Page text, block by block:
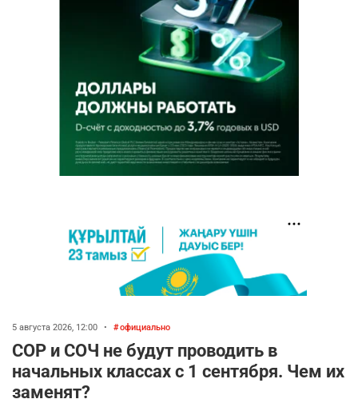
5 августа 2026, 12:00 • официально
СОР и СОЧ не будут проводить в
начальных классах с 1 сентября. Чем их
заменят?